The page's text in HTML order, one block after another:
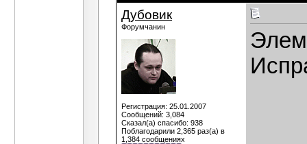
Дубовик
Форумчанин
Регистрация: 25.01.2007
Сообщений: 3,084
Сказал(а) спасибо: 938
Поблагодарили 2,365 раз(а) в
1,384 сообщениях